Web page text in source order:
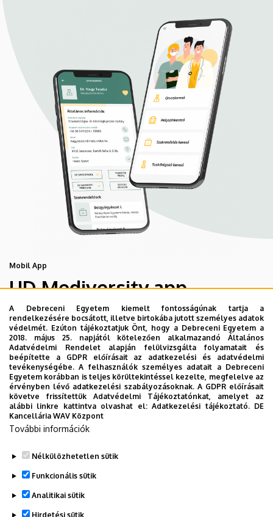
Mobil App
UD Mediversity app
Az UD Mediversity mobilalkalmazás a Debreceni Egyetem
előremutató fejlesztése, melynek célja, hogy a betegek
és a hozzátartozók egyszerűen, gyorsan
eligazodhassanak a Klinikai Központ szolgáltatásai
között, mert az Ön egészsége a mi prioritásunk. A
Debreceni Egyetem egészségügyi ellátáskereső
alkalmazása lehetővé teszi felhasználói számára az
egyetem egészségügyi információihoz való naprakész
TOVÁBBI INFORMÁCIÓK
A Debreceni Egyetem kiemelt fontosságúnak tartja a
rendelkezésére bocsátott, illetve birtokába jutott személyes adatok
védelmét. Ezúton tájékoztatjuk Önt, hogy a Debreceni Egyetem a
2018. május 25. napjától kötelezően alkalmazandó Általános
Adatvédelmi Rendelet alapján felülvizsgálta folyamatait és
beépítette a GDPR előírásait az adatkezelési és adatvédelmi
tevékenységébe. A felhasználók személyes adatait a Debreceni
Egyetem korábban is teljes körültekintéssel kezelte, megfelelve az
érvényben lévő adatkezelési szabályozásoknak. A GDPR előírásait
követve frissítettük Adatvédelmi Tájékoztatónkat, amelyet az
alábbi linkre kattintva olvashat el:Adatkezelési tájékoztató. DE
Kancellária WAV Központ
További információk
Nélkülözhetetlen sütik
Funkcionális sütik
Analitikai sütik
Hirdetési sütik